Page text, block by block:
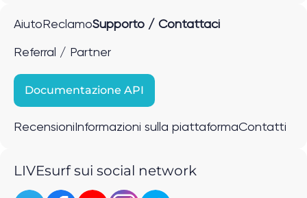
Aiuto ReclamoSupporto / Contattaci
Referral / Partner
Documentazione API
Recensioni Informazioni sulla piattaformaContatti
LIVEsurf sui social network